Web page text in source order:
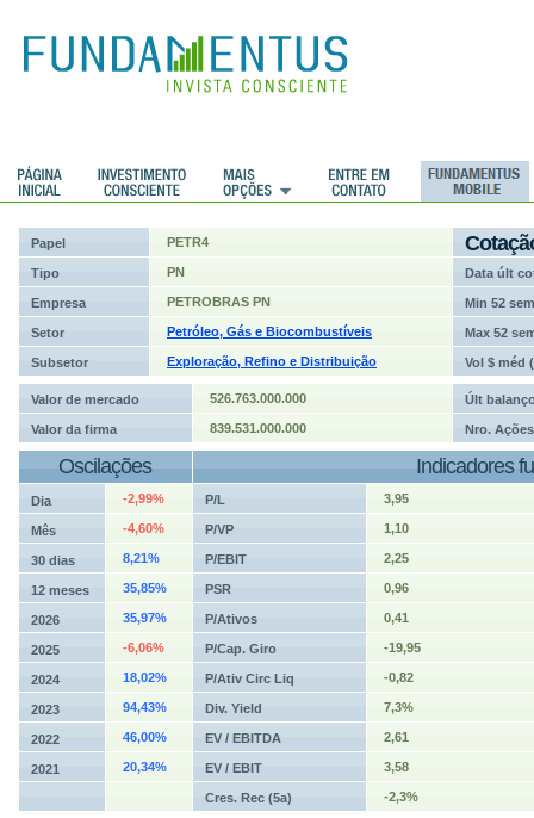
Papel PETR4
Tipo PN Data últ
Empresa PETROBRAS PN Min 52 sem
Setor Petróleo, Gás e Biocombustíveis Max 52
Subsetor Exploração, Refino e Distribuição Vol $ méd
Valor de mercado 526.763.000.000 Últ
Valor da firma 839.531.000.000 Nro. Ações
Oscilações Indicadores
Dia -2,99% P/L 3,95
Mês -4,60% P/VP 1,10
30 dias 8,21% P/EBIT 2,25
12 meses 35,85% PSR 0,96
2026 35,97% P/Ativos 0,41
2025 -6,06% P/Cap. Giro -19,95
2024 18,02% P/Ativ Circ Liq -0,82
2023 94,43% Div. Yield 7,3%
2022 46,00% EV / EBITDA 2,61
2021 20,34% EV / EBIT 3,58
Cres. Rec (5a) -2,3%